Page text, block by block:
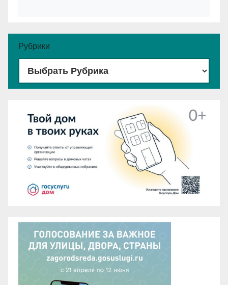
Рубрики